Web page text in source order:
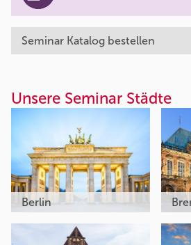
Seminar Katalog bestellen
Unsere Seminar Städte
Berlin